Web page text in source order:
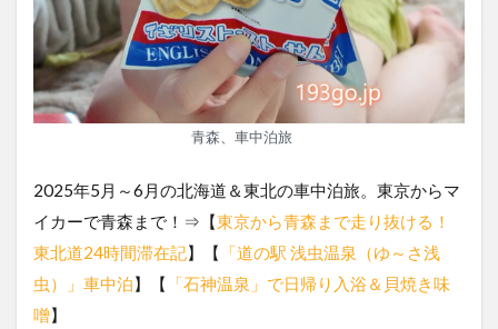
青森、車中泊旅
2025年5月～6月の北海道＆東北の車中泊旅。東京からマ
イカーで青森まで！⇒【東京から青森まで走り抜ける！
東北道24時間滞在記】【
「道の駅 浅虫温泉（ゆ～さ浅
虫）」車中泊】【
「石神温泉」で日帰り入浴＆貝焼き味
噌】